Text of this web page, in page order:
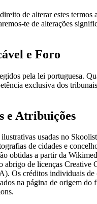
de alterar estes termos
te de alterações
e Foro
pela lei portuguesa.
exclusiva dos
e Atribuições
usadas no
de cidades e
obtidas a partir da
abrigo de licenças Creative
Os créditos individuais de
na página de origem do